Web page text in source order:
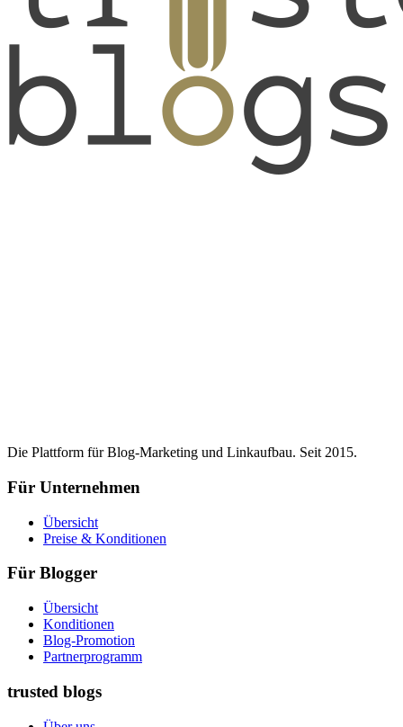
Die Plattform für Blog-Marketing und Linkaufbau. Seit 2015.
Für Unternehmen
Übersicht
Preise & Konditionen
Für Blogger
Übersicht
Konditionen
Blog-Promotion
Partnerprogramm
trusted blogs